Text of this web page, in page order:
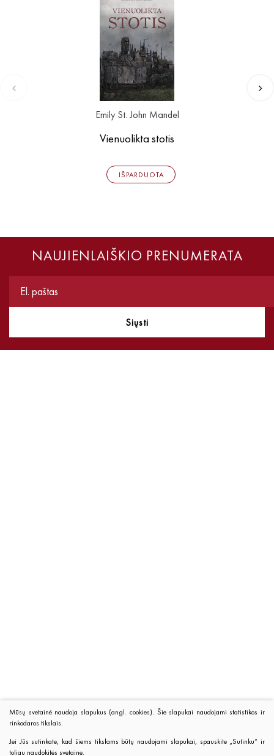
Emily St. John Mandel
Vienuolikta stotis
IŠPARDUOTA
NAUJIENLAIŠKIO PRENUMERATA
Siųsti
Mūsų svetainė naudoja slapukus (angl. cookies). Šie slapukai naudojami statistikos ir
rinkodaros tikslais.
Jei Jūs sutinkate, kad šiems tikslams būtų naudojami slapukai, spauskite „Sutinku“ ir
toliau naudokitės svetaine.